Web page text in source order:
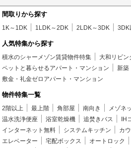
間取りから探す
1K～1DK 1LDK～2DK 2LDK～3DK 3DK
人気特集から探す
積水のシャーメゾン賃貸物件特集
大和リビ
ペットと暮らせるアパート・マンション
新築
敷金・礼金ゼロアパート・マンション
物件特集一覧
2階以上 最上階 角部屋 南向き メゾネ
温水洗浄便座
浴室乾燥機 追焚きバス IH
インターネット無料
システムキッチン カ
エレベーター
宅配ボックス オートロック